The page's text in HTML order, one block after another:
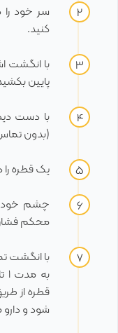
سر خود
کنید.
با انگشت
پایین
با دست
(بدون
یک قطره را
چشم خود
محکم
با انگشت
قطره از
شود و